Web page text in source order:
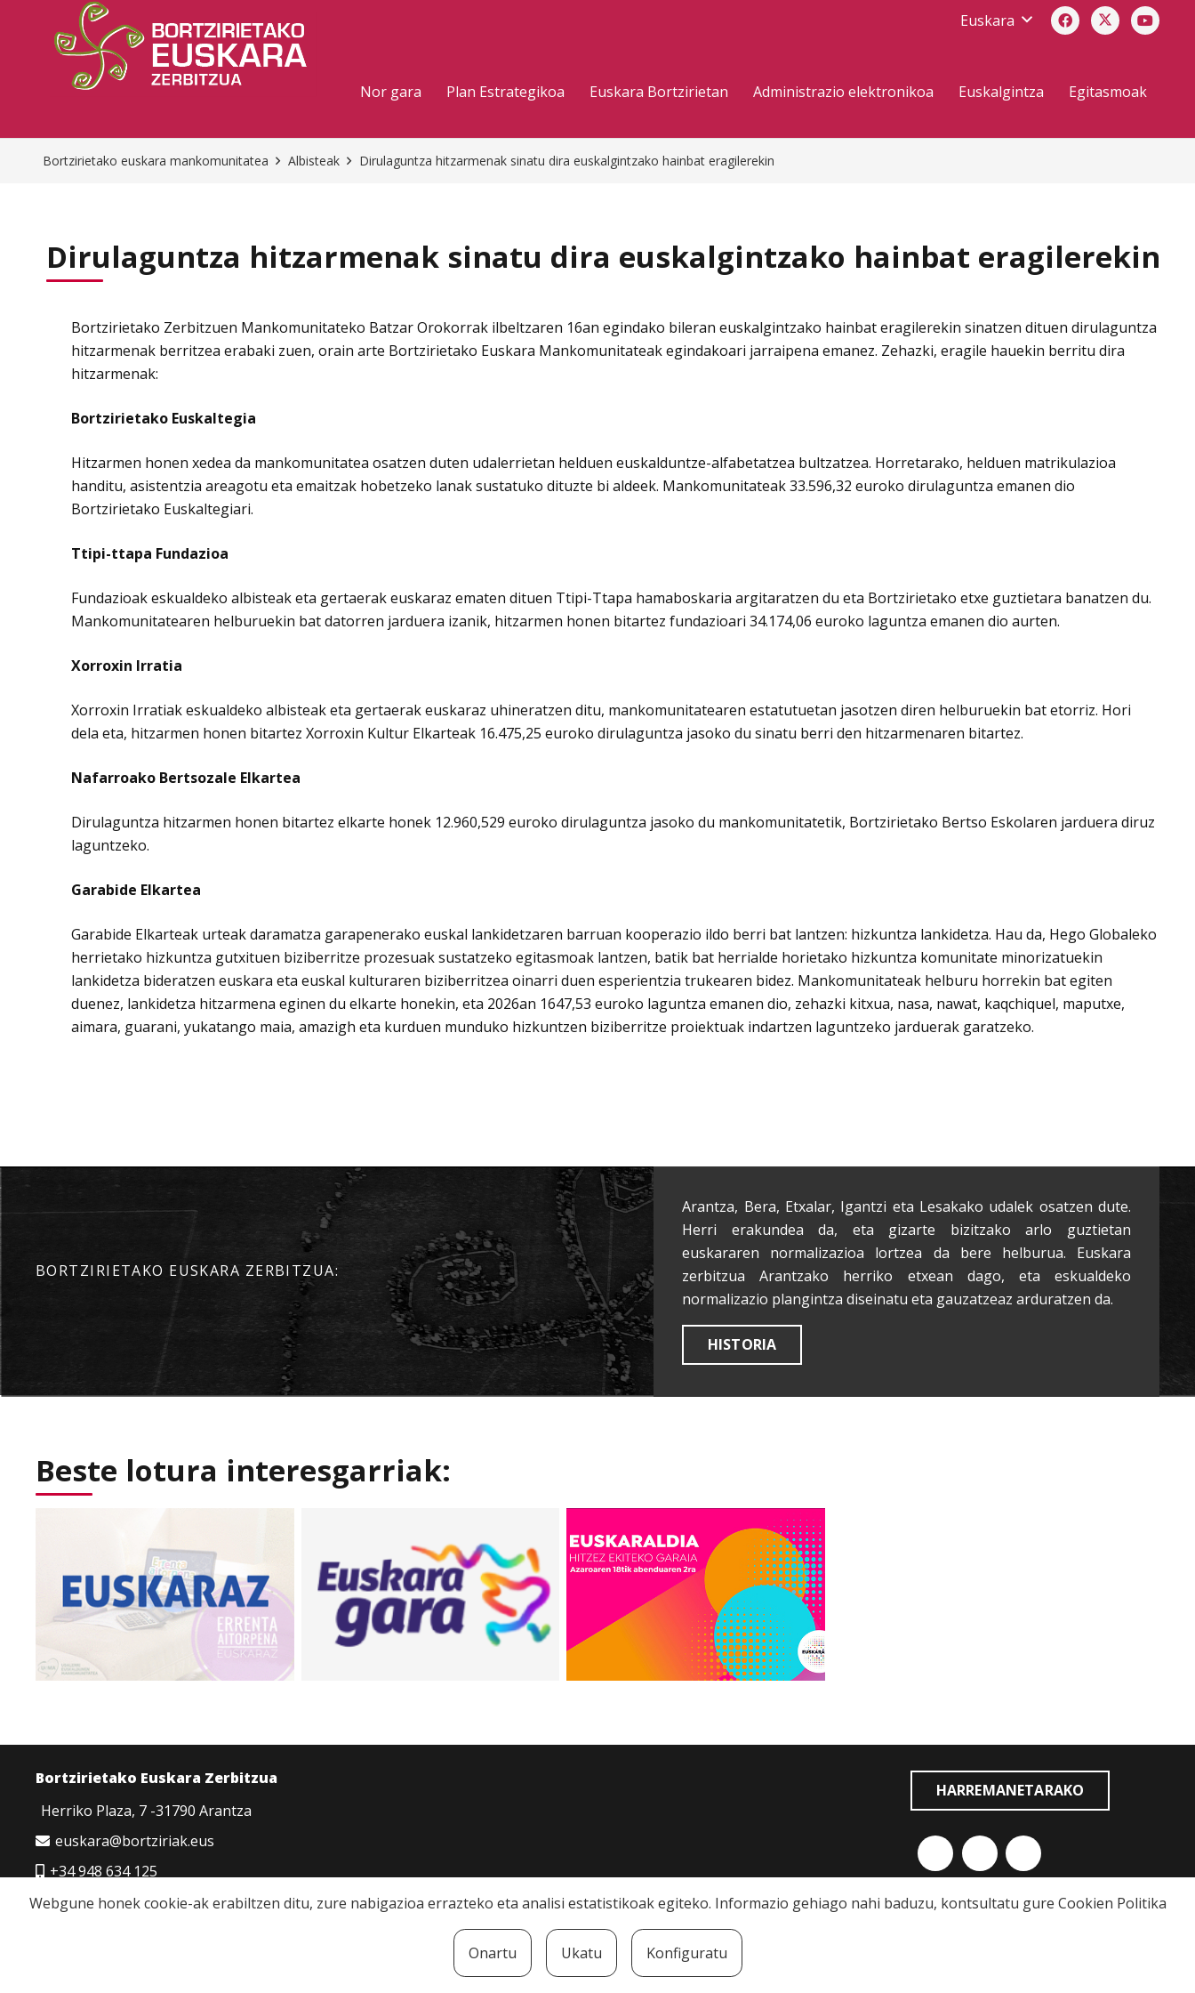
Euskara
Nor gara Plan Estrategikoa Euskara Bortzirietan Administrazio elektronikoa Euskalgintza Egitasmoak
Bortzirietako euskara mankomunitatea Albisteak Dirulaguntza hitzarmenak sinatu dira euskalgintzako hainbat eragilerekin
Dirulaguntza hitzarmenak sinatu dira euskalgintzako hainbat eragilerekin
Bortzirietako Zerbitzuen Mankomunitateko Batzar Orokorrak ilbeltzaren 16an egindako bileran euskalgintzako hainbat eragilerekin sinatzen dituen dirulaguntza
hitzarmenak berritzea erabaki zuen, orain arte Bortzirietako Euskara Mankomunitateak egindakoari jarraipena emanez. Zehazki, eragile hauekin berritu dira
hitzarmenak:
Bortzirietako Euskaltegia
Hitzarmen honen xedea da mankomunitatea osatzen duten udalerrietan helduen euskalduntze-alfabetatzea bultzatzea. Horretarako, helduen matrikulazioa
handitu, asistentzia areagotu eta emaitzak hobetzeko lanak sustatuko dituzte bi aldeek. Mankomunitateak 33.596,32 euroko dirulaguntza emanen dio
Bortzirietako Euskaltegiari.
Ttipi-ttapa Fundazioa
Fundazioak eskualdeko albisteak eta gertaerak euskaraz ematen dituen Ttipi-Ttapa hamaboskaria argitaratzen du eta Bortzirietako etxe guztietara banatzen du.
Mankomunitatearen helburuekin bat datorren jarduera izanik, hitzarmen honen bitartez fundazioari 34.174,06 euroko laguntza emanen dio aurten.
Xorroxin Irratia
Xorroxin Irratiak eskualdeko albisteak eta gertaerak euskaraz uhineratzen ditu, mankomunitatearen estatutuetan jasotzen diren helburuekin bat etorriz. Hori
dela eta, hitzarmen honen bitartez Xorroxin Kultur Elkarteak 16.475,25 euroko dirulaguntza jasoko du sinatu berri den hitzarmenaren bitartez.
Nafarroako Bertsozale Elkartea
Dirulaguntza hitzarmen honen bitartez elkarte honek 12.960,529 euroko dirulaguntza jasoko du mankomunitatetik, Bortzirietako Bertso Eskolaren jarduera diruz
laguntzeko.
Garabide Elkartea
Garabide Elkarteak urteak daramatza garapenerako euskal lankidetzaren barruan kooperazio ildo berri bat lantzen: hizkuntza lankidetza. Hau da, Hego Globaleko
herrietako hizkuntza gutxituen biziberritze prozesuak sustatzeko egitasmoak lantzen, batik bat herrialde horietako hizkuntza komunitate minorizatuekin
lankidetza bideratzen euskara eta euskal kulturaren biziberritzea oinarri duen esperientzia trukearen bidez. Mankomunitateak helburu horrekin bat egiten
duenez, lankidetza hitzarmena eginen du elkarte honekin, eta 2026an 1647,53 euroko laguntza emanen dio, zehazki kitxua, nasa, nawat, kaqchiquel, maputxe,
aimara, guarani, yukatango maia, amazigh eta kurduen munduko hizkuntzen biziberritze proiektuak indartzen laguntzeko jarduerak garatzeko.
BORTZIRIETAKO EUSKARA ZERBITZUA:
Arantza, Bera, Etxalar, Igantzi eta Lesakako udalek osatzen dute.
Herri erakundea da, eta gizarte bizitzako arlo guztietan
euskararen normalizazioa lortzea da bere helburua. Euskara
zerbitzua Arantzako herriko etxean dago, eta eskualdeko
normalizazio plangintza diseinatu eta gauzatzeaz arduratzen da.
HISTORIA
Beste lotura interesgarriak:
Bortzirietako Euskara Zerbitzua
Herriko Plaza, 7 -31790 Arantza
euskara@bortziriak.eus
+34 948 634 125
680 65 06 50
HARREMANETARAKO
Webgune honek cookie-ak erabiltzen ditu, zure nabigazioa errazteko eta analisi estatistikoak egiteko. Informazio gehiago nahi baduzu, kontsultatu gure Cookien Politika
Onartu Ukatu Konfiguratu